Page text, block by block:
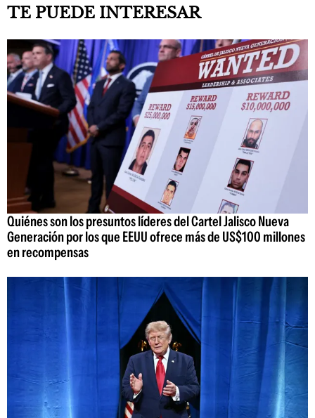
TE PUEDE INTERESAR
Quiénes son los presuntos líderes del Cartel Jalisco Nueva
Generación por los que EEUU ofrece más de US$100 millones
en recompensas